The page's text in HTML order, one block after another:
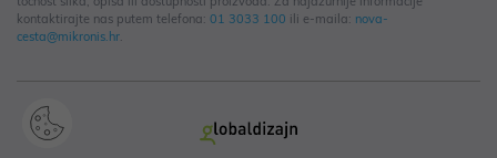
kontaktirajte nas putem telefona: 01 3033 100 ili e-maila: nova-
cesta@mikronis.hr.